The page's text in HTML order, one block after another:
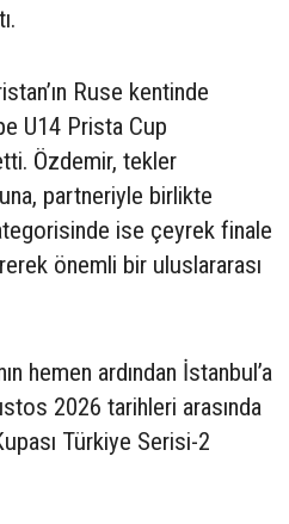
Ruse kentinde
U14 Prista Cup
Özdemir, tekler
partneriyle birlikte
ise çeyrek finale
önemli bir uluslararası
hemen ardından İstanbul’a
2026 tarihleri arasında
Türkiye Serisi-2